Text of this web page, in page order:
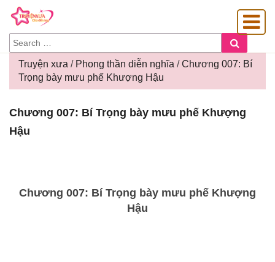
SEARCH
FOR:
Truyện xưa / Phong thần diễn nghĩa /Chương 007: Bí
Trọng bày mưu phế Khượng Hậu
007:
Khượng
Hậu
Chương 007: Bí Trọng bày mưu phế Khượng
Hậu
Chương 007: Bí Trọng bày mưu phế Khượng
Hậu